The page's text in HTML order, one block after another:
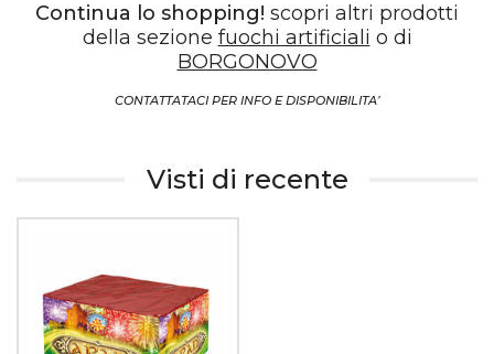
Continua lo shopping! scopri altri prodotti
della sezione fuochi artificiali o di
BORGONOVO
CONTATTATACI PER INFO E DISPONIBILITA’
Visti di recente